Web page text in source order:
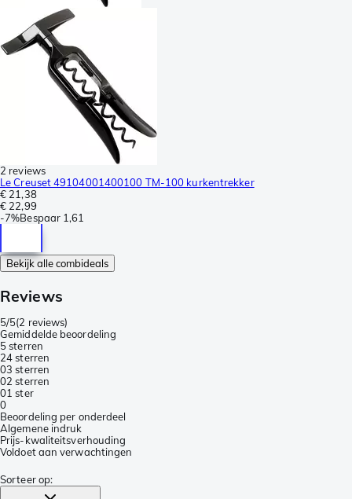
2 reviews
Le Creuset 49104001400100 TM-100 kurkentrekker
€ 21,38
€ 22,99
-7%Bespaar 1,61
Bekijk alle combideals
Reviews
5/5(2 reviews)
Gemiddelde beoordeling
5 sterren
24 sterren
03 sterren
02 sterren
01 ster
0
Beoordeling per onderdeel
Algemene indruk
Prijs-kwaliteitsverhouding
Voldoet aan verwachtingen
Sorteer op: